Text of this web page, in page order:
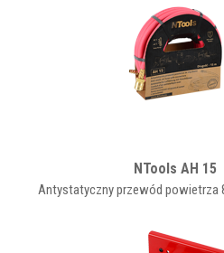
NTools AH 15
Antystatyczny przewód powietrza